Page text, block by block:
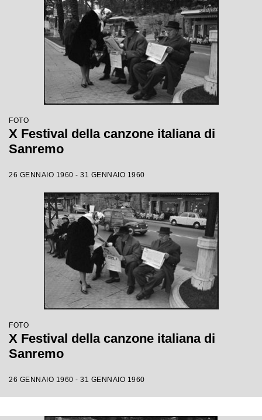
FOTO
X Festival della canzone italiana di
Sanremo
26 GENNAIO 1960 - 31 GENNAIO 1960
FOTO
X Festival della canzone italiana di
Sanremo
26 GENNAIO 1960 - 31 GENNAIO 1960